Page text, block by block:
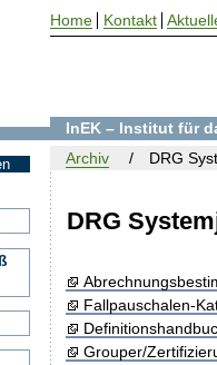
DRG
Fallpauschalen-
Grouper/
InEK – Institut für
Archiv
DRG
Home Kontakt